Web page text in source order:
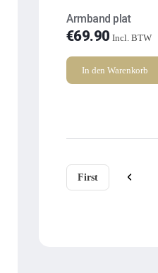
Armband plat
€69.90 Incl. BTW
In den Warenkorb
First